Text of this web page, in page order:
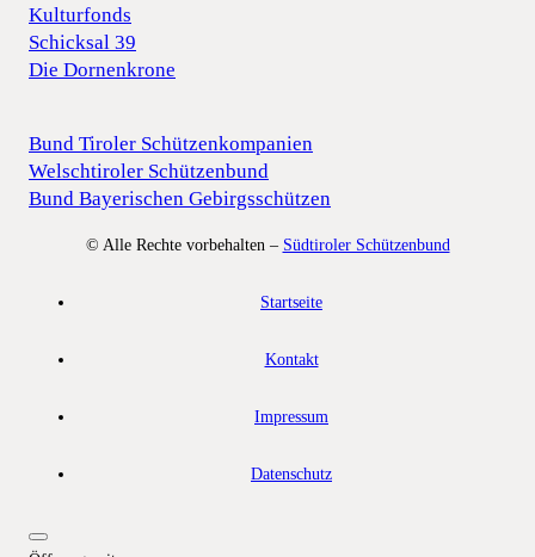
Kulturfonds
Schicksal 39
Die Dornenkrone
Bund Tiroler Schützenkompanien
Welschtiroler Schützenbund
Bund Bayerischen Gebirgsschützen
© Alle Rechte vorbehalten – Südtiroler Schützenbund
Startseite
Kontakt
Impressum
Datenschutz